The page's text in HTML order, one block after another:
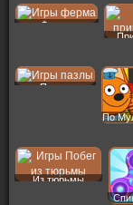
Ферма
Пазлы
По
Из тюрьмы